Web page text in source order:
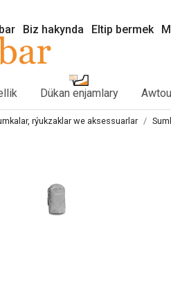
Biz hakynda Eltip bermek
Dükan enjamlary
rýukzaklar we aksessuarlar